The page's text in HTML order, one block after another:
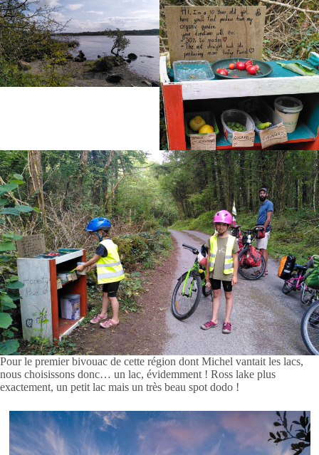
Pour le premier bivouac de cette région dont Michel vantait les lacs,
nous choisissons donc… un lac, évidemment ! Ross lake plus
exactement, un petit lac mais un très beau spot dodo !